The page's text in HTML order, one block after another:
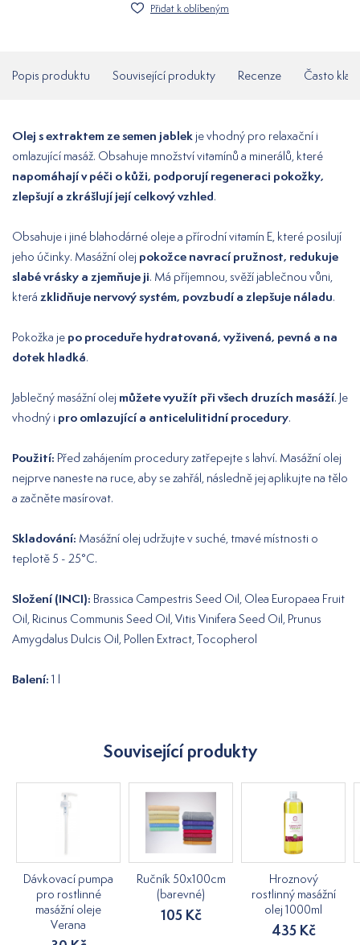
Přidat k oblíbeným
Popis produktu Související produkty Recenze Často
Olej s extraktem ze semen jablek je vhodný pro relaxační i
omlazující masáž. Obsahuje množství vitamínů a minerálů, které
napomáhají v péči o kůži, podporují regeneraci pokožky,
zlepšují a zkrášlují její celkový vzhled.
Obsahuje i jiné blahodárné oleje a přírodní vitamín E, které posilují
jeho účinky. Masážní olej pokožce navrací pružnost, redukuje
slabé vrásky a zjemňuje ji. Má příjemnou, svěží jablečnou vůni,
která zklidňuje nervový systém, povzbudí a zlepšuje náladu.
Pokožka je po proceduře hydratovaná, vyživená, pevná a na
dotek hladká.
Jablečný masážní olej můžete využít při všech druzích masáží. Je
vhodný i pro omlazující a anticelulitidní procedury.
Použití: Před zahájením procedury zatřepejte s lahví. Masážní olej
nejprve naneste na ruce, aby se zahřál, následně jej aplikujte na tělo
a začněte masírovat.
Skladování: Masážní olej udržujte v suché, tmavé místnosti o
teplotě 5 - 25°C.
Složení (INCI): Brassica Campestris Seed Oil, Olea Europaea Fruit
Oil, Ricinus Communis Seed Oil, Vitis Vinifera Seed Oil, Prunus
Amygdalus Dulcis Oil, Pollen Extract, Tocopherol
Balení: 1 l
Související produkty
Dávkovací pumpa
pro rostlinné
masážní oleje
Verana
Ručník 50x100cm
(barevné)
105 Kč
Hroznový
rostlinný masážní
olej 1000ml
435 Kč